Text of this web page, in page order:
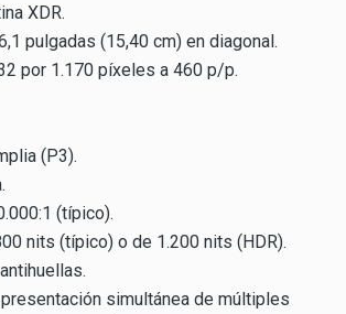
XDR.
pulgadas (15,40 cm) en diagonal.
por 1.170 píxeles a 460 p/p.
(P3).
(típico).
nits (típico) o de 1.200 nits (HDR).
simultánea de múltiples